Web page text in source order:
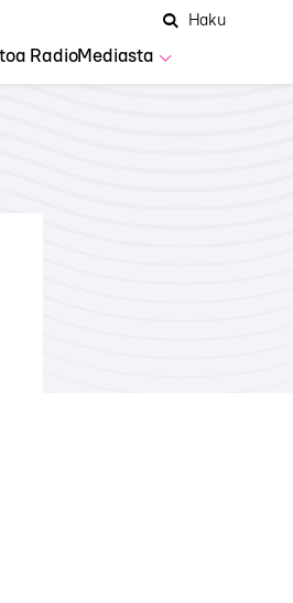
RadioMediasta
AvaaHaku
Hae